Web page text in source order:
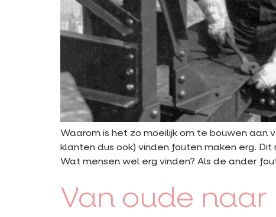
Waarom is het zo moeilijk om te bouwen aan
klanten dus ook) vinden fouten maken erg.
Wat mensen wel erg vinden? Als de ander
Van oude